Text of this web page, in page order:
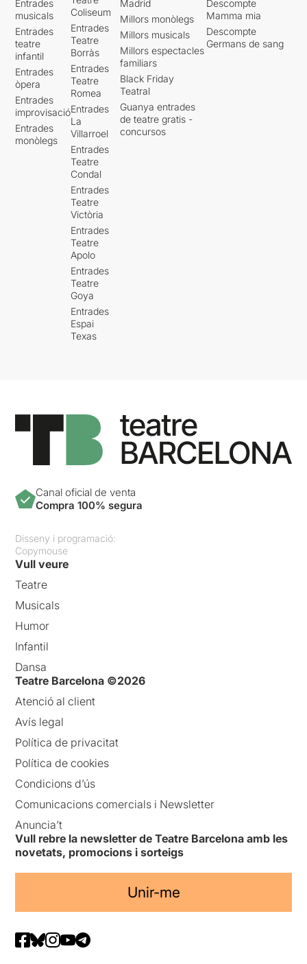
Entrades
musicals
Entrades
teatre
infantil
Entrades
òpera
Entrades
improvisació
Entrades
monòlegs
Coliseum
Entrades
Teatre
Borràs
Entrades
Teatre
Romea
Entrades
La
Villarroel
Entrades
Teatre
Condal
Entrades
Teatre
Victòria
Entrades
Teatre
Apolo
Entrades
Teatre
Goya
Entrades
Espai
Texas
Madrid
Millors monòlegs
Millors musicals
Millors espectacles
familiars
Black Friday
Teatral
Guanya entrades
de teatre gratis -
concursos
Descompte
Mamma mia
Descompte
Germans de sang
Canal oficial de venta
Compra 100% segura
Disseny i programació:
Copymouse
Vull veure
Teatre
Musicals
Humor
Infantil
Dansa
Teatre Barcelona ©2026
Atenció al client
Avís legal
Política de privacitat
Política de cookies
Condicions d’ús
Comunicacions comercials i Newsletter
Anuncia’t
Vull rebre la newsletter de Teatre Barcelona amb les
novetats, promocions i sorteigs
Unir-me